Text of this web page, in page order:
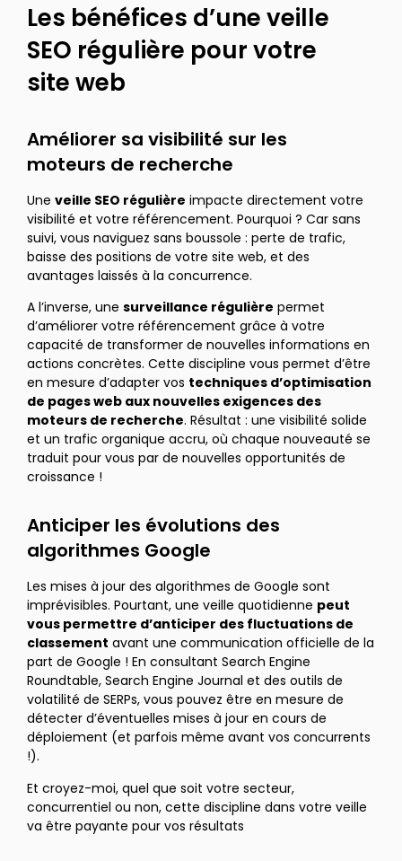
Les bénéfices d’une veille
SEO régulière pour votre
site web
Améliorer sa visibilité sur les
moteurs de recherche
Une veille SEO régulière impacte directement votre
visibilité et votre référencement. Pourquoi ? Car sans
suivi, vous naviguez sans boussole : perte de trafic,
baisse des positions de votre site web, et des
avantages laissés à la concurrence.
A l’inverse, une surveillance régulière permet
d’améliorer votre référencement grâce à votre
capacité de transformer de nouvelles informations en
actions concrètes. Cette discipline vous permet d’être
en mesure d’adapter vos techniques d’optimisation
de pages web aux nouvelles exigences des
moteurs de recherche. Résultat : une visibilité solide
et un trafic organique accru, où chaque nouveauté se
traduit pour vous par de nouvelles opportunités de
croissance !
Anticiper les évolutions des
algorithmes Google
Les mises à jour des algorithmes de Google sont
imprévisibles. Pourtant, une veille quotidienne peut
vous permettre d’anticiper des fluctuations de
classement avant une communication officielle de la
part de Google ! En consultant Search Engine
Roundtable, Search Engine Journal et des outils de
volatilité de SERPs, vous pouvez être en mesure de
détecter d’éventuelles mises à jour en cours de
déploiement (et parfois même avant vos concurrents
!).
Et croyez-moi, quel que soit votre secteur,
concurrentiel ou non, cette discipline dans votre veille
va être payante pour vos résultats